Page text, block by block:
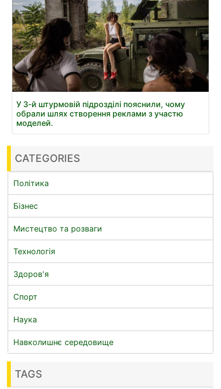
У 3-й штурмовій підрозділі пояснили, чому
обрали шлях створення реклами з участю
моделей.
CATEGORIES
Політика
Бізнес
Мистецтво та розваги
Технологія
Здоров'я
Спорт
Наука
Навколишнє середовище
TAGS